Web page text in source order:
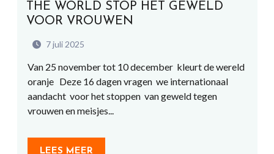
THE WORLD STOP HET GEWELD
VOOR VROUWEN
7 juli 2025
Van 25 november tot 10 december kleurt de wereld
oranje Deze 16 dagen vragen we internationaal
aandacht voor het stoppen van geweld tegen
vrouwen en meisjes...
LEES MEER